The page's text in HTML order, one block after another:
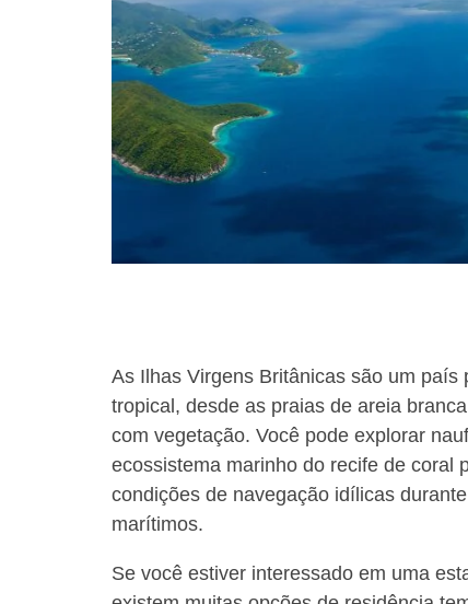
As Ilhas Virgens Britânicas são um
tropical, desde as praias de areia
com vegetação. Você pode explorar
ecossistema marinho do recife de coral
condições de navegação idílicas
marítimos.
Se você estiver interessado em uma